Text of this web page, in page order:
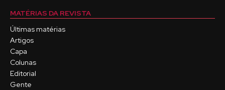
MATÉRIAS DA REVISTA
Últimas matérias
Artigos
Capa
Colunas
Editorial
Gente